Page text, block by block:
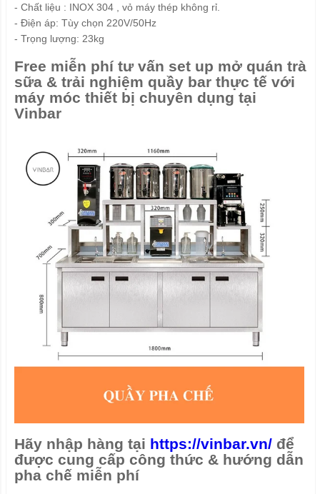
- Chất liệu : INOX 304 , vỏ máy thép không rỉ.
- Điện áp: Tùy chọn 220V/50Hz
- Trọng lượng: 23kg
Free miễn phí tư vấn set up mở quán trà
sữa & trải nghiệm quầy bar thực tế với
máy móc thiết bị chuyên dụng tại
Vinbar
Hãy nhập hàng tại https://vinbar.vn/để
được cung cấp công thức & hướng dẫn
pha chế miễn phí